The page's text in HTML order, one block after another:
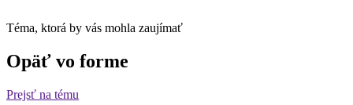
Téma, ktorá by vás mohla zaujímať
Opäť vo forme
Prejsť na tému